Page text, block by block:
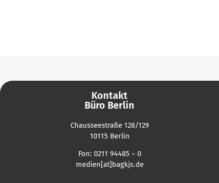
Kontakt
Büro Berlin
Chausseestraße 128/129
10115 Berlin
Fon: 0211 94485 – 0
medien[at]bagkjs.de